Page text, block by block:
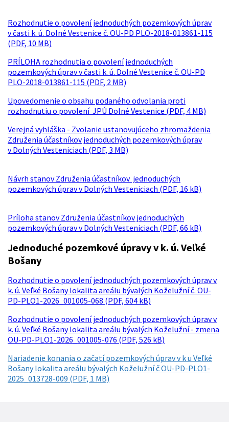
Rozhodnutie o povolení jednoduchých pozemkových úprav
v časti k. ú. Dolné Vestenice č. OU-PD PLO-2018-013861-115
(PDF, 10 MB)
PRÍLOHA rozhodnutia o povolení jednoduchých
pozemkových úprav v časti k. ú. Dolné Vestenice č. OU-PD
PLO-2018-013861-115 (PDF, 2 MB)
Upovedomenie o obsahu podaného odvolania proti
rozhodnutiu o povolení JPÚ Dolné Vestenice (PDF, 4 MB)
Verejná vyhláška - Zvolanie ustanovujúceho zhromaždenia
Združenia účastníkov jednoduchých pozemkových úprav
v Dolných Vesteniciach (PDF, 3 MB)
Návrh stanov Združenia účastníkov jednoduchých
pozemkových úprav v Dolných Vesteniciach (PDF, 16 kB)
Príloha stanov Združenia účastníkov jednoduchých
pozemkových úprav v Dolných Vesteniciach (PDF, 66 kB)
Jednoduché pozemkové úpravy v k. ú. Veľké
Bošany
Rozhodnutie o povolení jednoduchých pozemkových úprav v
k. ú. Veľké Bošany lokalita areálu bývalých Koželužní č. OU-
PD-PLO1-2026_001005-068 (PDF, 604 kB)
Rozhodnutie o povolení jednoduchých pozemkových úprav v
k. ú. Veľké Bošany lokalita areálu bývalých Koželužní - zmena
OU-PD-PLO1-2026_001005-076 (PDF, 526 kB)
Nariadenie konania o začatí pozemkových úprav v k u Veľké
Bošany lokalita areálu bývalých Koželužní č OU-PD-PLO1-
2025_013728-009 (PDF, 1 MB)